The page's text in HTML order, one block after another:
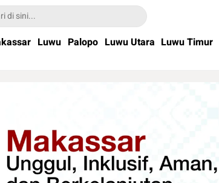
Luwu Palopo Luwu Utara Luwu Timur